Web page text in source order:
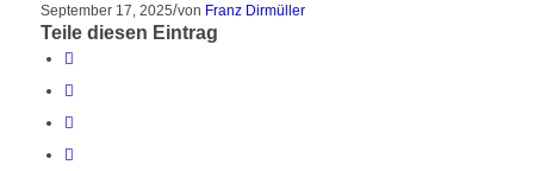
September 17, 2025/von Franz Dirmüller
Teile diesen Eintrag